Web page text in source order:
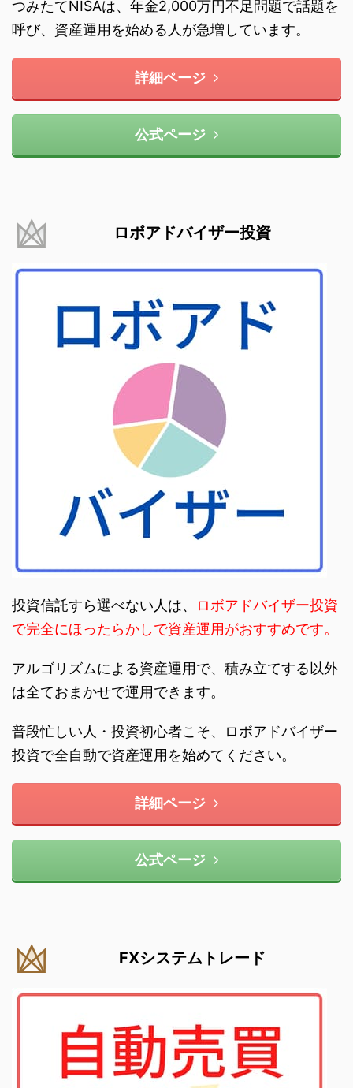
つみたてNISAは、年金2,000万円不足問題で話題を
呼び、資産運用を始める人が急増しています。
詳細ページ
公式ページ
ロボアドバイザー投資
投資信託すら選べない人は、
ロボアドバイザー投資
で完全にほったらかしで資産運用がおすすめです。
アルゴリズムによる資産運用で、積み立てする以外
は全ておまかせで運用できます。
普段忙しい人・投資初心者こそ、ロボアドバイザー
投資で全自動で資産運用を始めてください。
詳細ページ
公式ページ
FXシステムトレード